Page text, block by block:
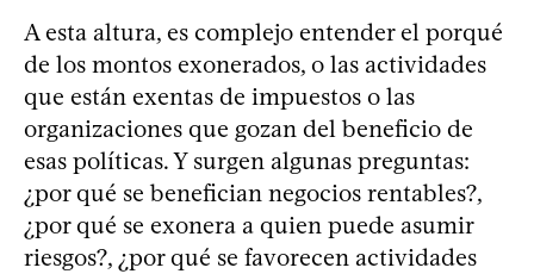
A esta altura, es complejo entender el porqué
de los montos exonerados, o las actividades
que están exentas de impuestos o las
organizaciones que gozan del beneficio de
esas políticas. Y surgen algunas preguntas:
¿por qué se benefician negocios rentables?,
¿por qué se exonera a quien puede asumir
riesgos?, ¿por qué se favorecen actividades